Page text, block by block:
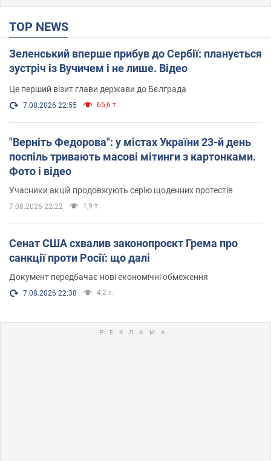
TOP NEWS
Зеленський вперше прибув до Сербії: планується
зустріч із Вучичем і не лише. Відео
Це перший візит глави держави до Бєлграда
7.08.2026 22:55 65,6 т.
"Верніть Федорова": у містах України 23-й день
поспіль тривають масові мітинги з картонками.
Фото і відео
Учасники акцій продовжують серію щоденних протестів
7.08.2026 22:22 1,9 т.
Сенат США схвалив законопроєкт Грема про
санкції проти Росії: що далі
Документ передбачає нові економічні обмеження
7.08.2026 22:38 4,2 т.